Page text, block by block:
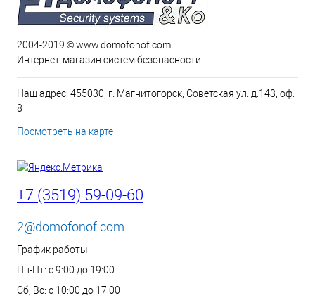
2004-2019 © www.domofonof.com
Интернет-магазин систем безопасности
Наш адрес: 455030, г. Магнитогорск, Советская ул. д.143, оф.
8
Посмотреть на карте
+7 (3519) 59-09-60
2@domofonof.com
График работы
Пн-Пт: с 9:00 до 19:00
Сб, Вс: с 10:00 до 17:00